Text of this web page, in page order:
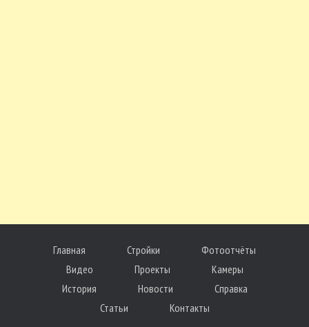
Главная Стройки
Фотоотчёты
Видео
Проекты
Камеры
История
Новости
Справка
Статьи
Контакты